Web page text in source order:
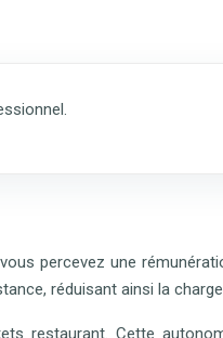
percevez une
réduisant ainsi la
restaurant. Cette